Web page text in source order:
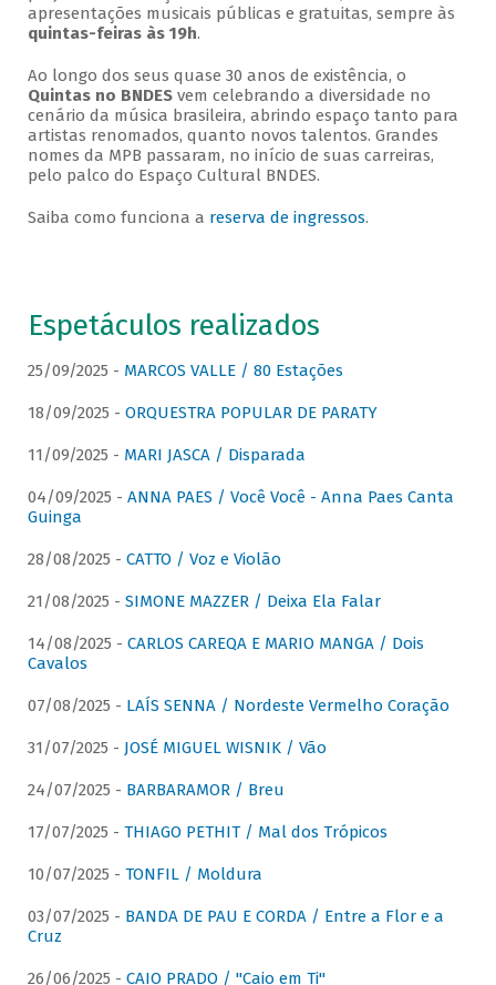
apresentações musicais públicas e gratuitas, sempre às
quintas-feiras às 19h.
Ao longo dos seus quase 30 anos de existência, o
Quintas no BNDESvem celebrando a diversidade no
cenário da música brasileira, abrindo espaço tanto para
artistas renomados, quanto novos talentos. Grandes
nomes da MPB passaram, no início de suas carreiras,
pelo palco do Espaço Cultural BNDES.
Saiba como funciona a reserva de ingressos.
Espetáculos realizados
25/09/2025 - MARCOS VALLE / 80 Estações
18/09/2025 - ORQUESTRA POPULAR DE PARATY
11/09/2025 - MARI JASCA / Disparada
04/09/2025 - ANNA PAES / Você Você - Anna Paes Canta
Guinga
28/08/2025 - CATTO / Voz e Violão
21/08/2025 - SIMONE MAZZER / Deixa Ela Falar
14/08/2025 - CARLOS CAREQA E MARIO MANGA / Dois
Cavalos
07/08/2025 - LAÍS SENNA / Nordeste Vermelho Coração
31/07/2025 - JOSÉ MIGUEL WISNIK / Vão
24/07/2025 - BARBARAMOR / Breu
17/07/2025 - THIAGO PETHIT / Mal dos Trópicos
10/07/2025 - TONFIL / Moldura
03/07/2025 - BANDA DE PAU E CORDA / Entre a Flor e a
Cruz
26/06/2025 - CAIO PRADO / "Caio em Ti"